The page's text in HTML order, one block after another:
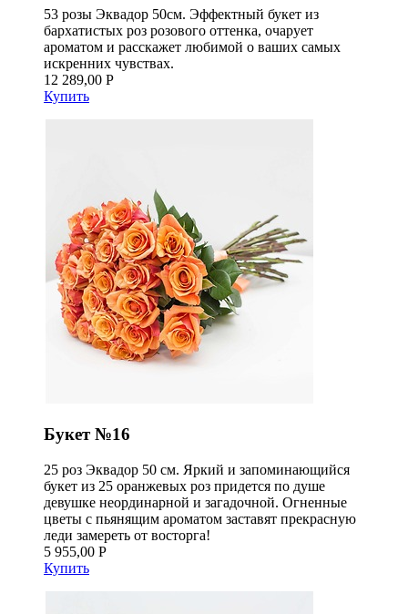
53 розы Эквадор 50см. Эффектный букет из
бархатистых роз розового оттенка, очарует
ароматом и расскажет любимой о ваших самых
искренних чувствах.
12 289,00 Р
Купить
Букет №16
25 роз Эквадор 50 см. Яркий и запоминающийся
букет из 25 оранжевых роз придется по душе
девушке неординарной и загадочной. Огненные
цветы с пьянящим ароматом заставят прекрасную
леди замереть от восторга!
5 955,00 Р
Купить